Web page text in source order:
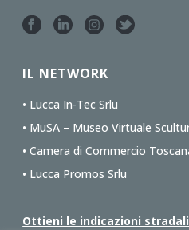
IL NETWORK
• Lucca In-Tec Srlu
• MuSA – Museo Virtuale
• Camera di Commercio
• Lucca Promos Srlu
Ottieni le indicazioni